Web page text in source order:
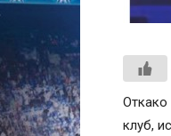
Откако
клуб,